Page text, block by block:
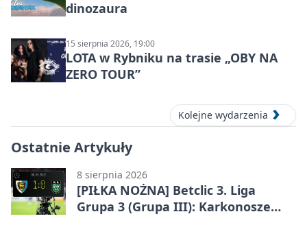
dinozaura
15 sierpnia 2026, 19:00
LOTA w Rybniku na trasie „OBY NA
ZERO TOUR”
Kolejne wydarzenia
Ostatnie Artykuły
8 sierpnia 2026
[PIŁKA NOŻNA] Betclic 3. Liga
Grupa 3 (Grupa III): Karkonosze